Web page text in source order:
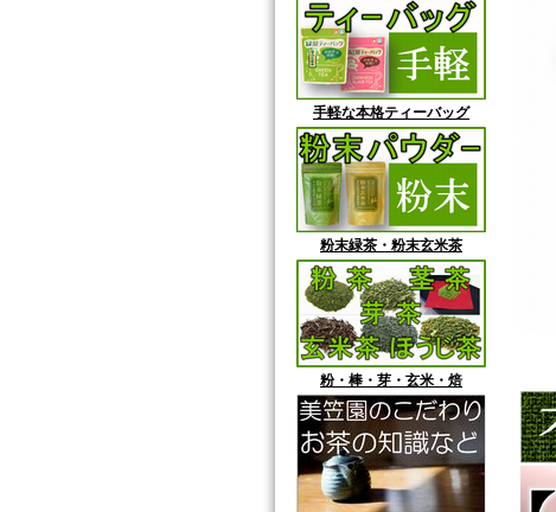
手軽な本格ティーバッグ
粉末緑茶・粉末玄米茶
粉・棒・芽・玄米・焙